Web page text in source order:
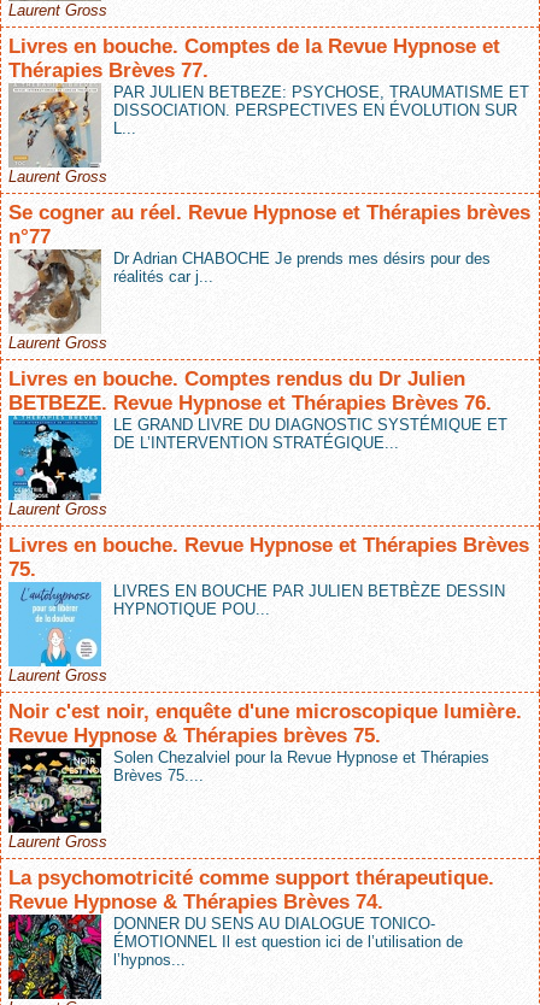
Laurent Gross
Livres en bouche. Comptes de la Revue Hypnose et
Thérapies Brèves 77.
PAR JULIEN BETBEZE: PSYCHOSE, TRAUMATISME ET
DISSOCIATION. PERSPECTIVES EN ÉVOLUTION SUR
L...
Laurent Gross
Se cogner au réel. Revue Hypnose et Thérapies brèves
n°77
Dr Adrian CHABOCHE Je prends mes désirs pour des
réalités car j...
Laurent Gross
Livres en bouche. Comptes rendus du Dr Julien
BETBEZE. Revue Hypnose et Thérapies Brèves 76.
LE GRAND LIVRE DU DIAGNOSTIC SYSTÉMIQUE ET
DE L’INTERVENTION STRATÉGIQUE...
Laurent Gross
Livres en bouche. Revue Hypnose et Thérapies Brèves
75.
LIVRES EN BOUCHE PAR JULIEN BETBÈZE DESSIN
HYPNOTIQUE POU...
Laurent Gross
Noir c'est noir, enquête d'une microscopique lumière.
Revue Hypnose & Thérapies brèves 75.
Solen Chezalviel pour la Revue Hypnose et Thérapies
Brèves 75....
Laurent Gross
La psychomotricité comme support thérapeutique.
Revue Hypnose & Thérapies Brèves 74.
DONNER DU SENS AU DIALOGUE TONICO-
ÉMOTIONNEL Il est question ici de l’utilisation de
l’hypnos...